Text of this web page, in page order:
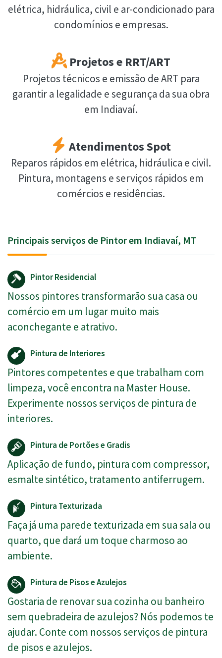
elétrica, hidráulica, civil e ar-condicionado para
condomínios e empresas.
Projetos e RRT/ART
Projetos técnicos e emissão de ART para
garantir a legalidade e segurança da sua obra
em Indiavaí.
Atendimentos Spot
Reparos rápidos em elétrica, hidráulica e civil.
Pintura, montagens e serviços rápidos em
comércios e residências.
Principais serviços de Pintor em Indiavaí, MT
Pintor Residencial
Nossos pintores transformarão sua casa ou
comércio em um lugar muito mais
aconchegante e atrativo.
Pintura de Interiores
Pintores competentes e que trabalham com
limpeza, você encontra na Master House.
Experimente nossos serviços de pintura de
interiores.
Pintura de Portões e Gradis
Aplicação de fundo, pintura com compressor,
esmalte sintético, tratamento antiferrugem.
Pintura Texturizada
Faça já uma parede texturizada em sua sala ou
quarto, que dará um toque charmoso ao
ambiente.
Pintura de Pisos e Azulejos
Gostaria de renovar sua cozinha ou banheiro
sem quebradeira de azulejos? Nós podemos te
ajudar. Conte com nossos serviços de pintura
de pisos e azulejos.